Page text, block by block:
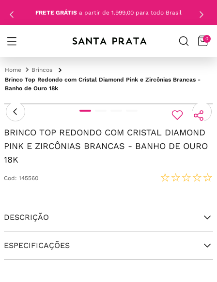
FRETE GRÁTIS a partir de 1.999,00 para todo Brasil
0
Brincos
Brinco Top Redondo com Cristal Diamond Pink e Zircônias Brancas -
Banho de Ouro 18k
BRINCO TOP REDONDO COM CRISTAL DIAMOND
PINK E ZIRCÔNIAS BRANCAS - BANHO DE OURO
18K
Cod : 145560 ☆☆☆☆☆
DESCRIÇÃO
ESPECIFICAÇÕES